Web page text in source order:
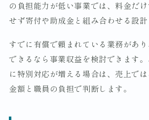
の負担能力が低い事業では、料金だ
せず寄付や助成金と組み合わせる設計
すでに有償で頼まれている業務があ
できるなら事業収益を検討できます
に特別対応が増える場合は、売上で
金額と職員の負担で判断します。